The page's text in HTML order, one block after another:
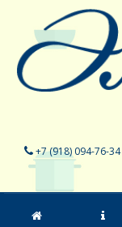
+7 (918) 094-76-34